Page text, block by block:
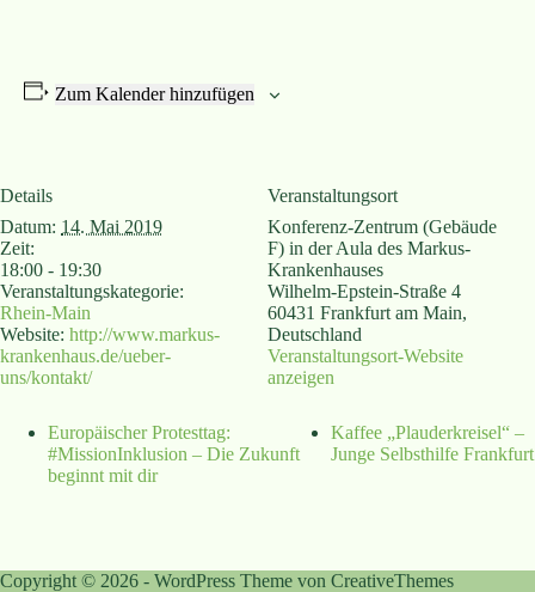
Zum Kalender hinzufügen
Details
Datum: 14. Mai 2019
Zeit:
18:00 - 19:30
Veranstaltungskategorie:
Rhein-Main
Website: http://www.markus-
krankenhaus.de/ueber-
uns/kontakt/
Veranstaltungsort
Konferenz-Zentrum (Gebäude
F) in der Aula des Markus-
Krankenhauses
Wilhelm-Epstein-Straße 4
60431 Frankfurt am Main,
Deutschland
Veranstaltungsort-Website
anzeigen
Europäischer Protesttag:
#MissionInklusion – Die Zukunft
beginnt mit dir
Kaffee „Plauderkreisel“ –
Junge Selbsthilfe Frankfurt
Copyright © 2026 - WordPress Theme von CreativeThemes